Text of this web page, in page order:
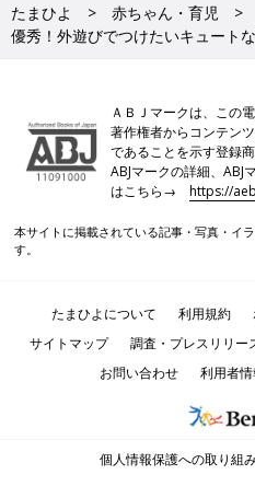
たまひよ 赤ちゃん・育児
優秀！外遊びでつけたいキュート
ＡＢＪマークは、この
著作権者からコンテン
であることを示す登録
ABJマークの詳細、ABJ
はこちら→https://
本サイトに掲載されている記事・写真・イ
す。
たまひよについて 利用規約
サイトマップ
調査・プレスリリー
お問い合わせ
利用者
個人情報保護への取り組